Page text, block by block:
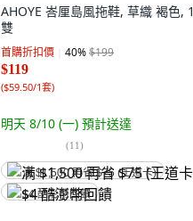
AHOYE 峇厘島風拖鞋, 草織 褐色, 1
雙
首購折扣價 40%$199
$119
($59.50/1套)
明天 8/10 (一) 預計送達
(11)
满 $1,500 再省 $75 (王道卡)
$4 酷澎幣回饋